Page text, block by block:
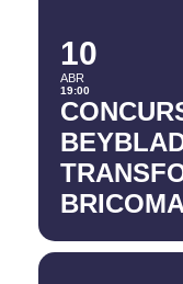
10
ABR
19:00